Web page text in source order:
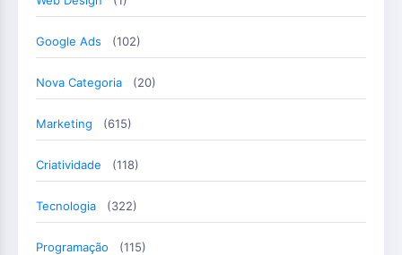
Google Ads (102)
Nova Categoria (20)
Marketing (615)
Criatividade (118)
Tecnologia (322)
Programação (115)